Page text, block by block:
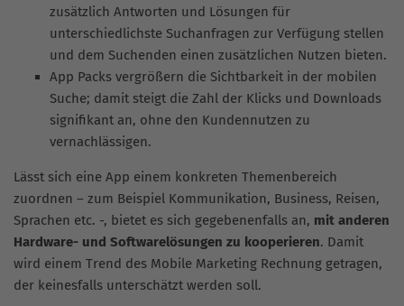
zusätzlich Antworten und Lösungen für
unterschiedlichste Suchanfragen zur Verfügung stellen
und dem Suchenden einen zusätzlichen Nutzen bieten.
App Packs vergrößern die Sichtbarkeit in der mobilen
Suche; damit steigt die Zahl der Klicks und Downloads
signifikant an, ohne den Kundennutzen zu
vernachlässigen.
Lässt sich eine App einem konkreten Themenbereich
zuordnen – zum Beispiel Kommunikation, Business, Reisen,
Sprachen etc. -, bietet es sich gegebenenfalls an, mit anderen
Hardware- und Softwarelösungen zu kooperieren. Damit
wird einem Trend des Mobile Marketing Rechnung getragen,
der keinesfalls unterschätzt werden soll.